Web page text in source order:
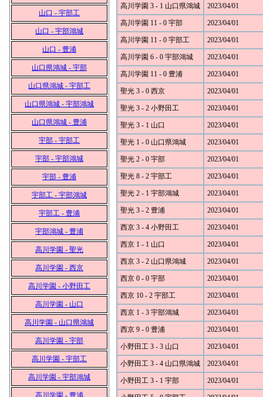
山口 - 宇部工
山口 - 宇部鴻城
山口 - 豊浦
山口県鴻城 - 宇部
山口県鴻城 - 宇部工
山口県鴻城 - 宇部鴻城
山口県鴻城 - 豊浦
宇部 - 宇部工
宇部 - 宇部鴻城
宇部 - 豊浦
宇部工 - 宇部鴻城
宇部工 - 豊浦
宇部鴻城 - 豊浦
高川学園 - 聖光
高川学園 - 西京
高川学園 - 小野田工
高川学園 - 山口
高川学園 - 山口県鴻城
高川学園 - 宇部
高川学園 - 宇部工
高川学園 - 宇部鴻城
高川学園 - 豊浦
高川学園 3 - 1 山口県鴻城 2023/04/01
高川学園 11 - 0 宇部 2023/04/01
高川学園 11 - 0 宇部工 2023/04/01
高川学園 6 - 0 宇部鴻城 2023/04/01
高川学園 11 - 0 豊浦 2023/04/01
聖光 3 - 0 西京 2023/04/01
聖光 3 - 2 小野田工 2023/04/01
聖光 3 - 1 山口 2023/04/01
聖光 1 - 0 山口県鴻城 2023/04/01
聖光 2 - 0 宇部 2023/04/01
聖光 8 - 2 宇部工 2023/04/01
聖光 2 - 1 宇部鴻城 2023/04/01
聖光 3 - 2 豊浦 2023/04/01
西京 3 - 4 小野田工 2023/04/01
西京 1 - 1 山口 2023/04/01
西京 3 - 2 山口県鴻城 2023/04/01
西京 0 - 0 宇部 2023/04/01
西京 10 - 2 宇部工 2023/04/01
西京 1 - 3 宇部鴻城 2023/04/01
西京 9 - 0 豊浦 2023/04/01
小野田工 3 - 3 山口 2023/04/01
小野田工 3 - 4 山口県鴻城 2023/04/01
小野田工 3 - 1 宇部 2023/04/01